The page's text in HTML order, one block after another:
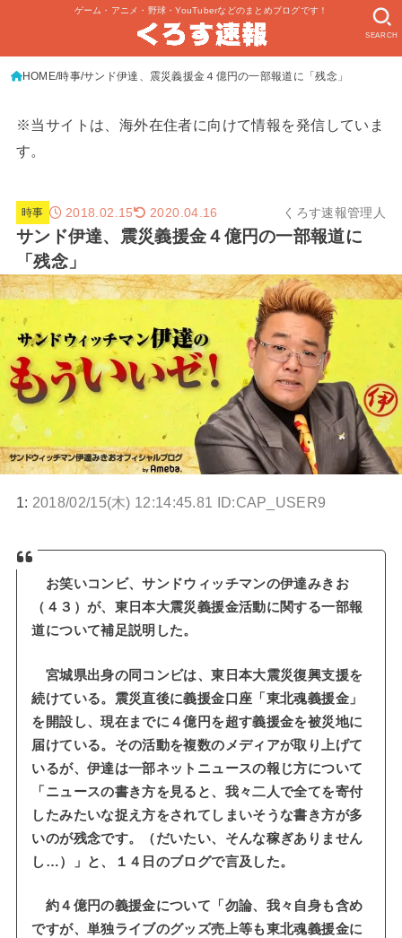
ゲーム・アニメ・野球・YouTuberなどのまとめブログです！
SEARCH
HOME 時事 サンド伊達、震災義援金４億円の一部報道に「残念」
※当サイトは、海外在住者に向けて情報を発信していま
す。
時事 2018.02.15 2020.04.16 くろす速報管理人
サンド伊達、震災義援金４億円の一部報道に
「残念」
1: 2018/02/15(木) 12:14:45.81 ID:CAP_USER9
お笑いコンビ、サンドウィッチマンの伊達みきお
（４３）が、東日本大震災義援金活動に関する一部報
道について補足説明した。
宮城県出身の同コンビは、東日本大震災復興支援を
続けている。震災直後に義援金口座「東北魂義援金」
を開設し、現在までに４億円を超す義援金を被災地に
届けている。その活動を複数のメディアが取り上げて
いるが、伊達は一部ネットニュースの報じ方について
「ニュースの書き方を見ると、我々二人で全てを寄付
したみたいな捉え方をされてしまいそうな書き方が多
いのが残念です。（だいたい、そんな稼ぎありません
し…）」と、１４日のブログで言及した。
約４億円の義援金について「勿論、我々自身も含め
ですが、単独ライブのグッズ売上等も東北魂義援金に